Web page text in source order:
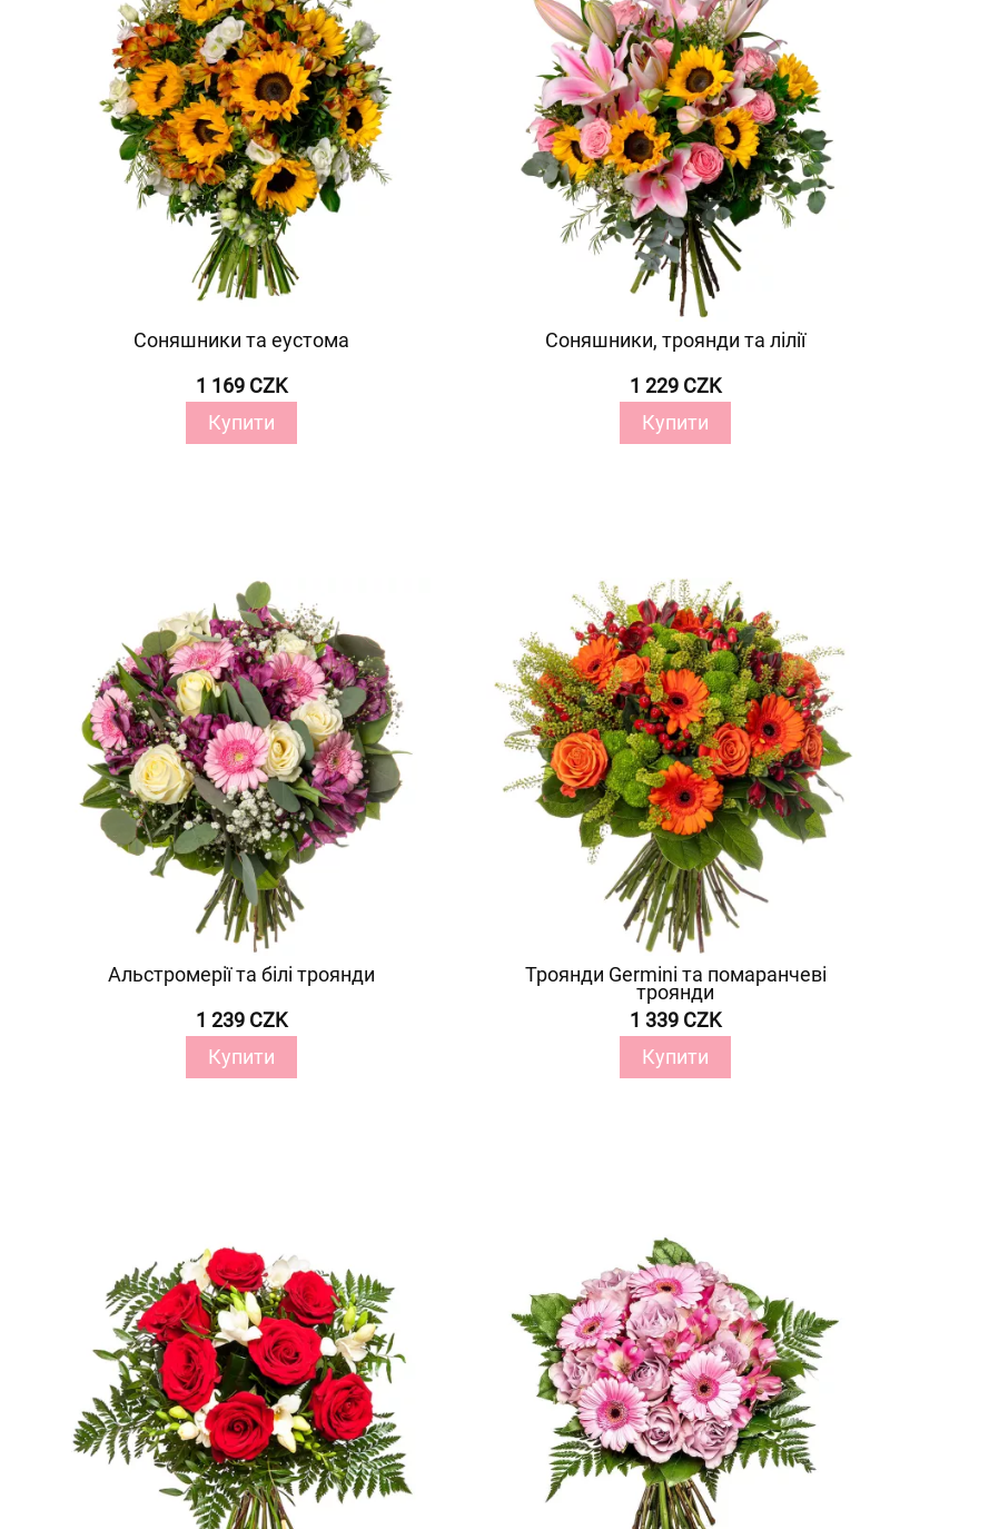
Соняшники та еустома
1 169 CZK
Купити
Соняшники, троянди та лілії
1 229 CZK
Купити
Альстромерії та білі троянди
1 239 CZK
Купити
Троянди Germini та помаранчеві
троянди
1 339 CZK
Купити